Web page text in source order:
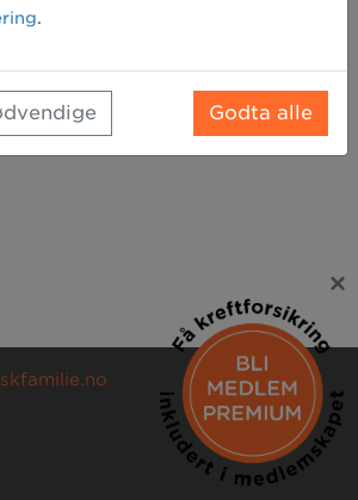
×
.
Godta alle